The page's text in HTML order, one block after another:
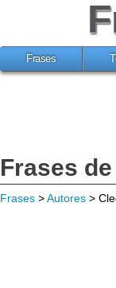
Frases
Frases
Frases >Autores >